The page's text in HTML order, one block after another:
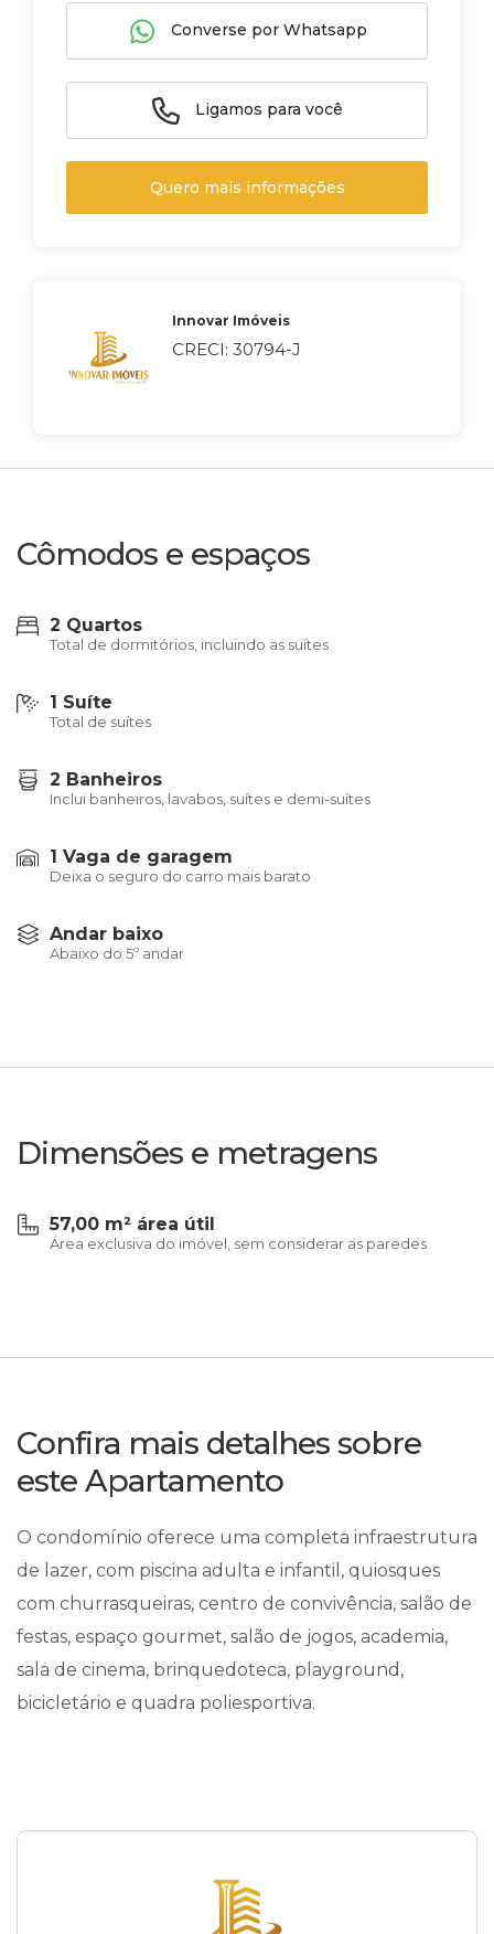
Converse por Whatsapp
Ligamos para você
Quero mais informações
Innovar Imóveis
CRECI: 30794-J
Cômodos e espaços
2 Quartos
Total de dormitórios, incluindo as suítes
1 Suíte
Total de suítes
2 Banheiros
Inclui banheiros, lavabos, suítes e demi-suítes
1 Vaga de garagem
Deixa o seguro do carro mais barato
Andar baixo
Abaixo do 5º andar
Dimensões e metragens
57,00 m² área útil
Área exclusiva do imóvel, sem considerar as paredes
Confira mais detalhes sobre
este Apartamento
O condomínio oferece uma completa infraestrutura
de lazer, com piscina adulta e infantil, quiosques
com churrasqueiras, centro de convivência, salão de
festas, espaço gourmet, salão de jogos, academia,
sala de cinema, brinquedoteca, playground,
bicicletário e quadra poliesportiva.